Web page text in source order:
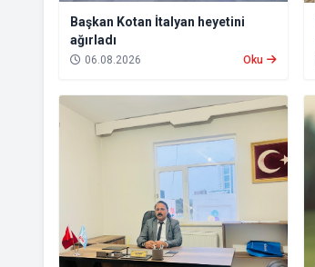
Başkan Kotan İtalyan heyetini
ağırladı
06.08.2026 Oku